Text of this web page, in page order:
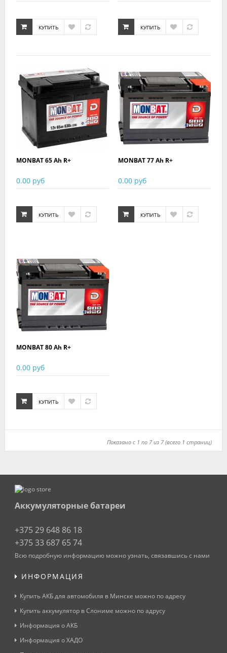
КУПИТЬ КУПИТЬ
MONBAT 65 Ah R+
0.00 руб
КУПИТЬ
MONBAT 77 Ah R+
0.00 руб
КУПИТЬ
MONBAT 80 Ah R+
0.00 руб
КУПИТЬ
Показано с 1 по 7 из 7 (всего 1 страниц)
Аккумуляторные батареи
+375 29 648 86 18
+375 33 687 65 74
Всю подробную информацию можно узнать, связавшись с нами
ИНФОРМАЦИЯ
Купить АКБ для автомобиля в Минске можно по адресу
Купить аккумулятор в Слониме можно по адрусу
Информация о АКБ
Информация о ХАДО